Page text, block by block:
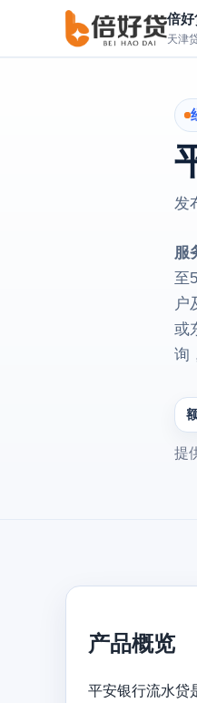
倍好
天津
发
服
至
户
或
询
提
产品概览
平安银行流水贷